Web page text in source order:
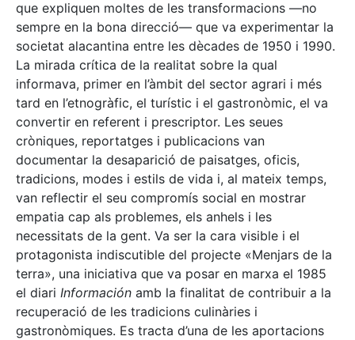
que expliquen moltes de les transformacions —no
sempre en la bona direcció— que va experimentar la
societat alacantina entre les dècades de 1950 i 1990.
La mirada crítica de la realitat sobre la qual
informava, primer en l’àmbit del sector agrari i més
tard en l’etnogràfic, el turístic i el gastronòmic, el va
convertir en referent i prescriptor. Les seues
cròniques, reportatges i publicacions van
documentar la desaparició de paisatges, oficis,
tradicions, modes i estils de vida i, al mateix temps,
van reflectir el seu compromís social en mostrar
empatia cap als problemes, els anhels i les
necessitats de la gent. Va ser la cara visible i el
protagonista indiscutible del projecte «Menjars de la
terra», una iniciativa que va posar en marxa el 1985
el diari Información amb la finalitat de contribuir a la
recuperació de les tradicions culinàries i
gastronòmiques. Es tracta d’una de les aportacions